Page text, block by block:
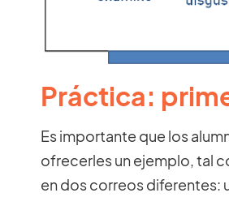
Práctica:
Es importante que los
ofrecerles un ejemplo, tal
en dos correos diferentes: